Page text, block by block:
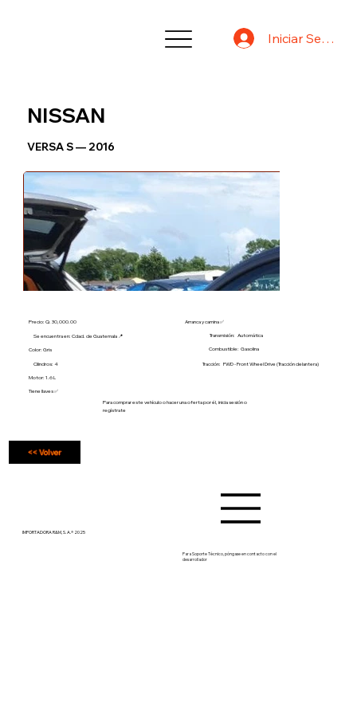
Iniciar Sesión
Color: Gris
Motor: 1.6 L
Transmisión:
Combustible:
Tracción:
Automática
FWD - Front Wheel Drive (Tracción delantera)
Gasolina
Tiene llaves ✅
Arranca y camina ✅
Precio: Q. 30,000.00
Se encuentra en: Cdad. de Guatemala 📍
Cilindros: 4
<< Volver
Para comprar este vehículo o hacer una oferta por él, inicia sesión o
regístrate
NISSAN
VERSA S — 2016
IMPORTADORA R&M, S. A.® 2025
Para Soporte Técnico, póngase en contacto con el
desarrollador